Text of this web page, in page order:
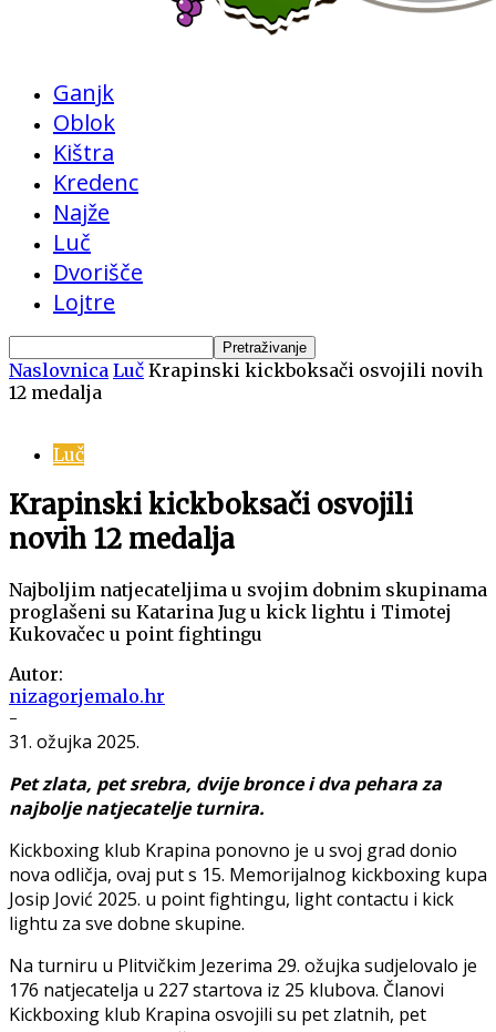
Ganjk
Oblok
Kištra
Kredenc
Najže
Luč
Dvorišče
Lojtre
Naslovnica Luč Krapinski kickboksači osvojili novih
12 medalja
Luč
Krapinski kickboksači osvojili
novih 12 medalja
Najboljim natjecateljima u svojim dobnim skupinama
proglašeni su Katarina Jug u kick lightu i Timotej
Kukovačec u point fightingu
Autor:
nizagorjemalo.hr
-
31. ožujka 2025.
Pet zlata, pet srebra, dvije bronce i dva pehara za
najbolje natjecatelje turnira.
Kickboxing klub Krapina ponovno je u svoj grad donio
nova odličja, ovaj put s 15. Memorijalnog kickboxing kupa
Josip Jović 2025. u point fightingu, light contactu i kick
lightu za sve dobne skupine.
Na turniru u Plitvičkim Jezerima 29. ožujka sudjelovalo je
176 natjecatelja u 227 startova iz 25 klubova. Članovi
Kickboxing klub Krapina osvojili su pet zlatnih, pet